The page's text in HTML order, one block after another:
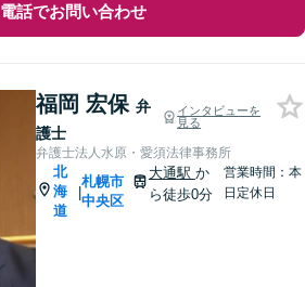
電話でお問い合わせ
福岡 宏保 弁
護士
インタビューを
見る
弁護士法人水原・愛須法律事務所
北
海
道
|
札幌市
中央区
大通駅 か
ら徒歩0分
営業時間：本
日定休日